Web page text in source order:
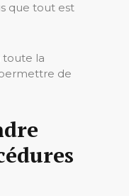
que tout est
toute la
de